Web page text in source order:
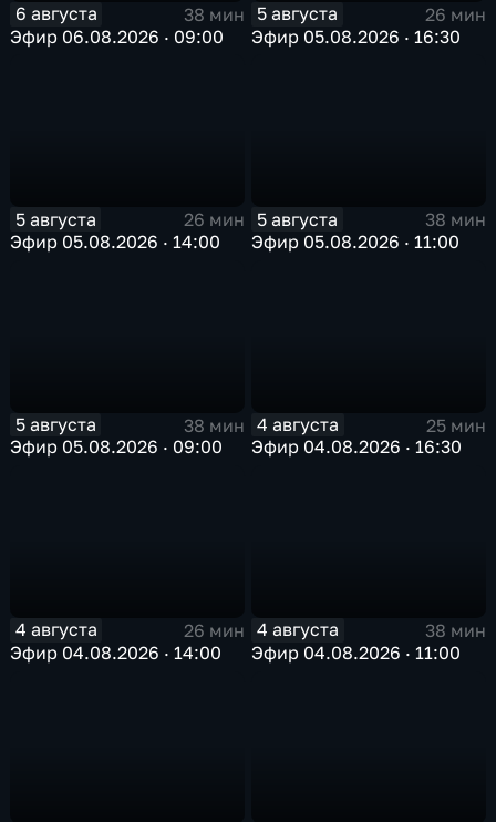
6 августа
38 мин
Эфир 06.08.2026 · 09:00
5 августа
26 мин
Эфир 05.08.2026 · 16:30
5 августа
26 мин
Эфир 05.08.2026 · 14:00
5 августа
38 мин
Эфир 05.08.2026 · 11:00
5 августа
38 мин
Эфир 05.08.2026 · 09:00
4 августа
25 мин
Эфир 04.08.2026 · 16:30
4 августа
26 мин
Эфир 04.08.2026 · 14:00
4 августа
38 мин
Эфир 04.08.2026 · 11:00